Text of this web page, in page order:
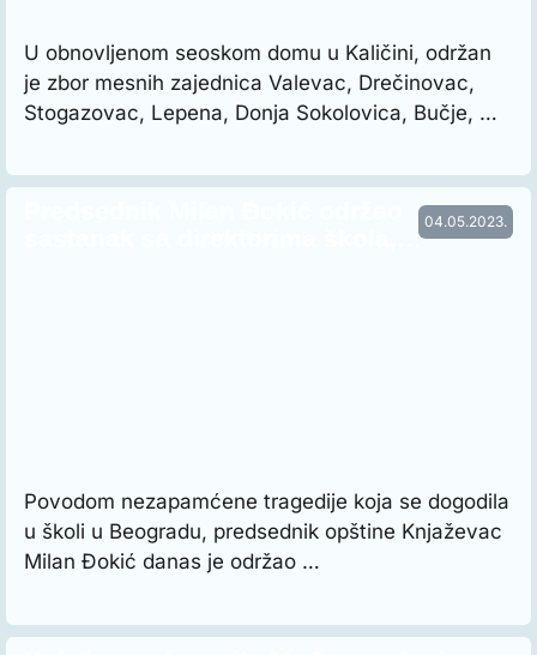
U obnovljenom seoskom domu u Kaličini, održan
je zbor mesnih zajednica Valevac, Drečinovac,
Stogazovac, Lepena, Donja Sokolovica, Bučje, …
04.05.2023.
sastanak sa direktorima škola,…
Povodom nezapamćene tragedije koja se dogodila
u školi u Beogradu, predsednik opštine Knjaževac
Milan Đokić danas je održao …